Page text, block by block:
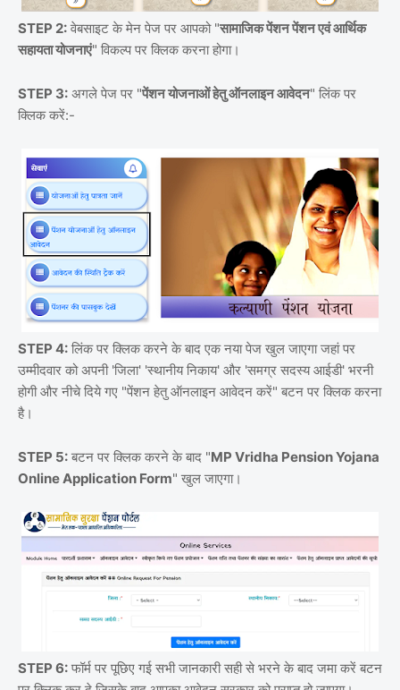
STEP 2: वेबसाइट के मेन पेज पर आपको "सामाजिक पेंशन पेंशन एवं आर्थिक
सहायता योजनाएं" विकल्प पर क्लिक करना होगा।
STEP 3: अगले पेज पर "पेंशन योजनाओं हेतु ऑनलाइन आवेदन" लिंक पर
क्लिक करें:-
STEP 4: लिंक पर क्लिक करने के बाद एक नया पेज खुल जाएगा जहां पर
उम्मीदवार को अपनी 'जिला' 'स्थानीय निकाय' और 'समग्र सदस्य आईडी' भरनी
होगी और नीचे दिये गए "पेंशन हेतु ऑनलाइन आवेदन करें" बटन पर क्लिक करना
है।
STEP 5: बटन पर क्लिक करने के बाद "MP Vridha Pension Yojana
Online Application Form" खुल जाएगा।
STEP 6: फॉर्म पर पूछिए गई सभी जानकारी सही से भरने के बाद जमा करें बटन